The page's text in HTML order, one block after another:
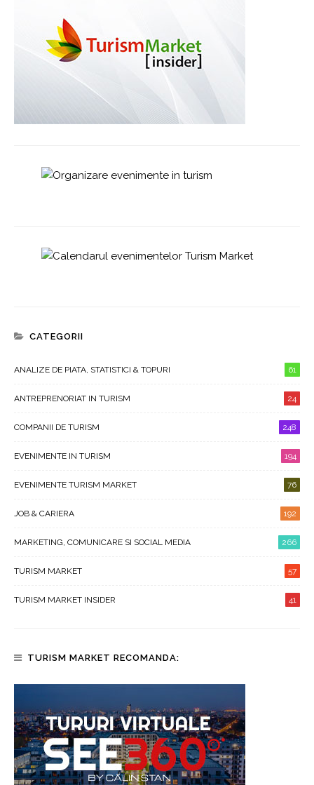
CATEGORII
ANALIZE DE PIATA, STATISTICI & TOPURI 61
ANTREPRENORIAT IN TURISM 24
COMPANII DE TURISM 248
EVENIMENTE IN TURISM 194
EVENIMENTE TURISM MARKET 76
JOB & CARIERA 192
MARKETING, COMUNICARE SI SOCIAL MEDIA 266
TURISM MARKET 57
TURISM MARKET INSIDER 41
TURISM MARKET RECOMANDA: